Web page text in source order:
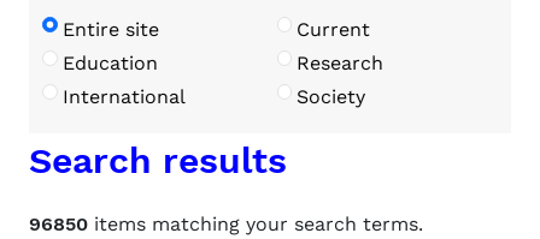
Entire site
Current
Education
Research
International
Society
Search results
96850 items matching your search terms.